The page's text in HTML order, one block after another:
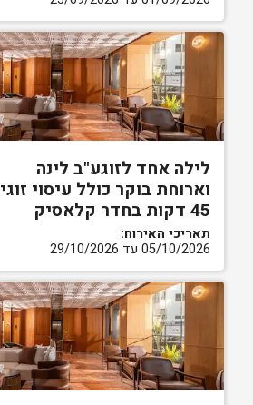
לילה אחד לזוגע"ב לינה
וארוחת בוקר כולל עיסוי זוגי
45 דקות בחדר קלאסיק
תאריכי האירוח:
05/10/2026 עד 29/10/2026